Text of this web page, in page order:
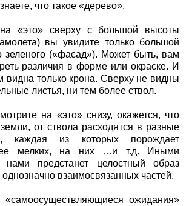
что такое «дерево».
«это» сверху с большой высоты
вы увидите только большой
зеленого («фасад»). Может быть, вам
различия в форме или окраске. И
видна только крона. Сверху не видны
листья, ни тем более ствол.
на «это» снизу, окажется, что
от ствола расходятся в разные
каждая из которых порождает
мелких, на них …и т.д. Иными
предстанет целостный образ
взаимосвязанных частей.
«самоосуществляющиеся ожидания»